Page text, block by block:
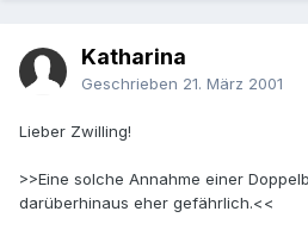
Katharina
Geschrieben 21. März 2001
Lieber Zwilling!
>>Eine solche Annahme einer
darüberhinaus eher gefährlich.<<